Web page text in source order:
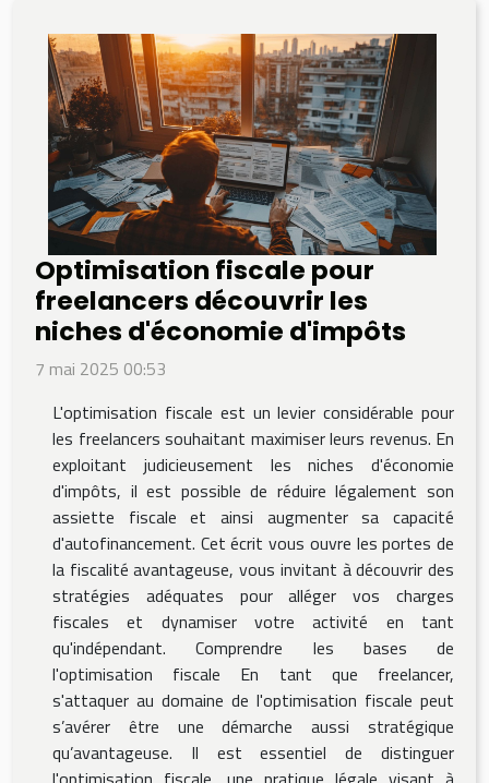
Optimisation fiscale pour
freelancers découvrir les
niches d'économie d'impôts
7 mai 2025 00:53
L'optimisation fiscale est un levier considérable pour
les freelancers souhaitant maximiser leurs revenus. En
exploitant judicieusement les niches d'économie
d'impôts, il est possible de réduire légalement son
assiette fiscale et ainsi augmenter sa capacité
d'autofinancement. Cet écrit vous ouvre les portes de
la fiscalité avantageuse, vous invitant à découvrir des
stratégies adéquates pour alléger vos charges
fiscales et dynamiser votre activité en tant
qu'indépendant. Comprendre les bases de
l'optimisation fiscale En tant que freelancer,
s'attaquer au domaine de l'optimisation fiscale peut
s’avérer être une démarche aussi stratégique
qu’avantageuse. Il est essentiel de distinguer